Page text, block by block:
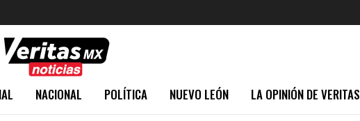
NACIONAL POLÍTICA NUEVO LEÓN LA OPINIÓN DE VERITAS